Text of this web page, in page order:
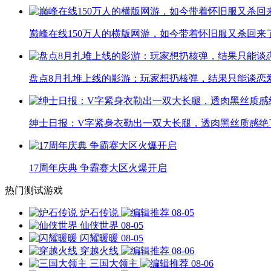
巅峰在线150万人的横版网游，如今带着怀旧服又杀回来
盘点8月扎堆上线的影游：玩家想扔核弹，结果只能谈恋
绅士日报：V字紧身衣勒出一双大长腿，透肉黑丝质感绝
17周年庆典 争霸赛大区火爆开启
热门测试游戏
炉石传说
08-05
仙侠世界 08-05
闪耀暖暖 08-05
穿越火线
08-06
三国大领主
08-06